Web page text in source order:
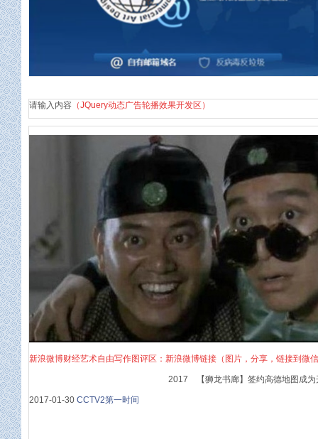
请输入内容 （JQuery动态广告轮播效果开发区）
新浪微博财经艺术自由写作图评区：新浪微博链接（图片，分享，链接到微
2017 【狮龙书廊】签约高德地图成为
2017-01-30 CCTV2第一时间